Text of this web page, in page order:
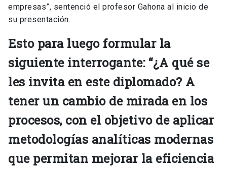
empresas”, sentenció el profesor Gahona al inicio de
su presentación.
Esto para luego formular la
siguiente interrogante: “¿A qué se
les invita en este diplomado? A
tener un cambio de mirada en los
procesos, con el objetivo de aplicar
metodologías analíticas modernas
que permitan mejorar la eficiencia